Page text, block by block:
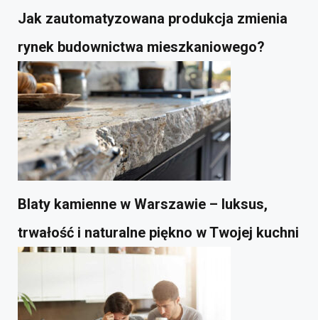
Jak zautomatyzowana produkcja zmienia
rynek budownictwa mieszkaniowego?
Blaty kamienne w Warszawie – luksus,
trwałość i naturalne piękno w Twojej kuchni